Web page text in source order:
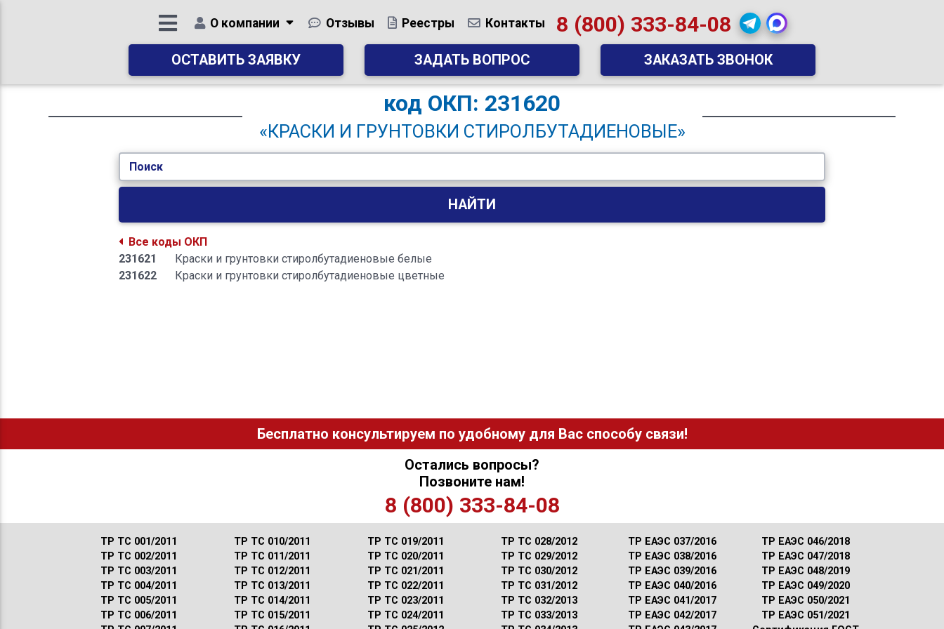
О компании Отзывы Реестры Контакты 8 (800) 333-84-08
ОСТАВИТЬ ЗАЯВКУ ЗАДАТЬ ВОПРОС ЗАКАЗАТЬ ЗВОНОК
код ОКП: 231620
«КРАСКИ И ГРУНТОВКИ СТИРОЛБУТАДИЕНОВЫЕ»
Поиск
НАЙТИ
Все коды ОКП
231621
Краски и грунтовки стиролбутадиеновые белые
231622
Краски и грунтовки стиролбутадиеновые цветные
Бесплатно консультируем по удобному для Вас способу связи!
Остались вопросы?
Позвоните нам!
8 (800) 333-84-08
ТР ТС 001/2011
ТР ТС 002/2011
ТР ТС 003/2011
ТР ТС 004/2011
ТР ТС 005/2011
ТР ТС 006/2011
ТР ТС 010/2011
ТР ТС 011/2011
ТР ТС 012/2011
ТР ТС 013/2011
ТР ТС 014/2011
ТР ТС 015/2011
ТР ТС 019/2011
ТР ТС 020/2011
ТР ТС 021/2011
ТР ТС 022/2011
ТР ТС 023/2011
ТР ТС 024/2011
ТР ТС 028/2012
ТР ТС 029/2012
ТР ТС 030/2012
ТР ТС 031/2012
ТР ТС 032/2013
ТР ТС 033/2013
ТР ЕАЭС 037/2016
ТР ЕАЭС 038/2016
ТР ЕАЭС 039/2016
ТР ЕАЭС 040/2016
ТР ЕАЭС 041/2017
ТР ЕАЭС 042/2017
ТР ЕАЭС 046/2018
ТР ЕАЭС 047/2018
ТР ЕАЭС 048/2019
ТР ЕАЭС 049/2020
ТР ЕАЭС 050/2021
ТР ЕАЭС 051/2021